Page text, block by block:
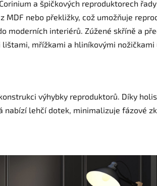
a špičkových reproduktorech
nebo překližky, což umožňuje
moderních interiérů. Zúžené skříně a
mřížkami a hliníkovými nožičkami
výhybky reproduktorů. Díky
lehčí dotek, minimalizuje fázové